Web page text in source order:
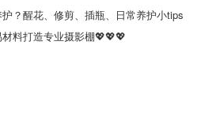
？醒花、修剪、插瓶、日常养护小tips
料打造专业摄影棚💖💖💖